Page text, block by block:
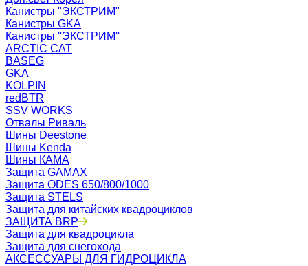
Канистры "ЭКСТРИМ"
Канистры GKA
Канистры ''ЭКСТРИМ''
ARCTIC CAT
BASEG
GKA
KOLPIN
redBTR
SSV WORKS
Отвалы Риваль
Шины Deestone
Шины Kenda
Шины КАМА
Защита GAMAX
Защита ODES 650/800/1000
Защита STELS
Защита для китайских квадроциклов
ЗАЩИТА BRP
Защита для квадроцикла
Защита для снегохода
АКСЕССУАРЫ ДЛЯ ГИДРОЦИКЛА